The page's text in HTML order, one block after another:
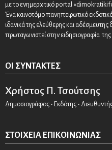
με το ενημερωτικό portal
Ένα καινοτόμο πανηπειρωτικό
ιδανικά της ελεύθερης και
πρωταγωνιστεί στην ειδησιογραφία
ΟΙ ΣΥΝΤΆΚΤΕΣ
Χρήστος Π. Τσούτσης
Δημοσιογράφος - Εκδότης -
ΣΤΟΙΧΕΊΑ ΕΠΙΚΟΙΝΩΝΊΑΣ